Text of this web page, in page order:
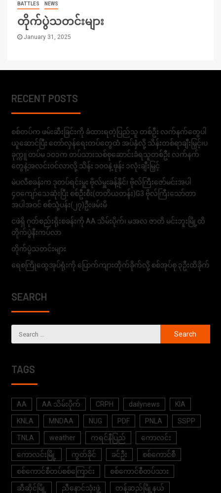
BATTLES NEWS
တိုက်ပွဲသတင်းများ
January 31, 2025
RECENT POSTS
စစ်တပ်က ဖမ်းဆီးခြင်းကို ခံထားရတဲ့ပြည်သူ တစ်ဦး လက်နက်တွေပါ
ယူဆောင်ပြီး တော်လှန်ရေးတပ်တွေထံ အပ်နှံလို့ သိန်းတစ်ရာချီးမြှင့်၊ပ
ခုက္ကူ တပ်မ ၁၀၁က တပ်သားသစ်စုဆောင်းခံရသူတစ်ဦး လက်နက်
တွေနဲ့အလင်းဝင်လာလို့ သိန်း ၁၀၀နဲ့ ဖုန်း ၁လုံးချီးမြှင့်
မဲပလီစခန်းက ဒုတပ်ရင်းမှူး ဗိုလ်မှူးခန့်နိုင်၊ ဗိုလ်ကြီးဇော်မင်းအပါ
၄၀ကျော်သေဆုံးပြီး စစ်ဦးစီး(တတိယတန်း)G3 ဗိုလ်ကြီးသော်တာ
အပါအဝင် စစ်သုံ့ပန်း(၂၇)ဦးဖမ်းမိ
ငဖဲရှိ ဂုတ်စည်းရိုးစခန်းကို AA သိမ်းပိုက်၊ မအလ ဇာတိ မင်းဘူးမြို့ထိ
တိုက်ပွဲနီးကပ်လာ
တိုက်ပွဲသတင်းများ
ရေစကြိုထွေအုပ်ရုံးကို ပြောက်ကျားတိုက်ခိုက်လို့ စစ်အုပ်စု ၃ဦးထိခိုက်
SEARCH
TAGS
AA AA သိမ်းပိုက် CRPH dailynews KIA
KNLA MNDAA NUG PDF PNLA SSPP
TNLA weather ကရင်နီပြည် ကောလင်း
ကောလင်းမြို့ ကွတ်ခိုင် ခင်ဦး စစ်ကောင်စီ
စစ်ကောင်စီတပ်စစ်ကြောင်း စစ်ကောင်စီတပ်သား
ဆီဆိုင်မြို့ ညီနောင်သုံးဖွဲ့ တန့်ဆည်မြို့နယ်